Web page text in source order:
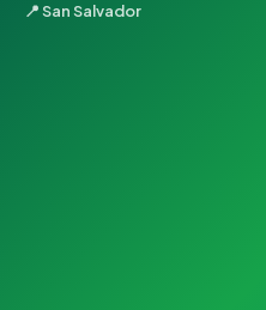
📍 San Salvador